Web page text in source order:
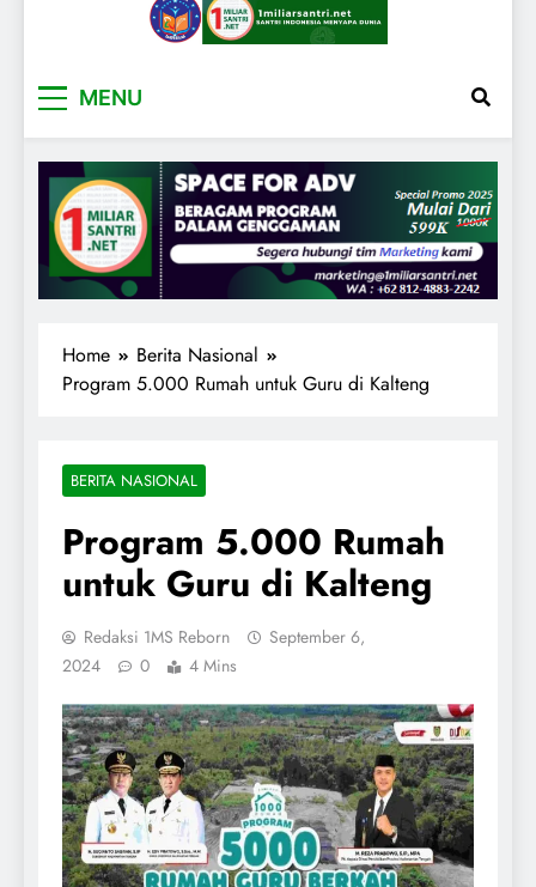
MENU
Home
Berita Nasional
Program 5.000 Rumah untuk Guru di Kalteng
BERITA NASIONAL
Program 5.000 Rumah
untuk Guru di Kalteng
Redaksi 1MS Reborn
September 6,
2024
0 4 Mins